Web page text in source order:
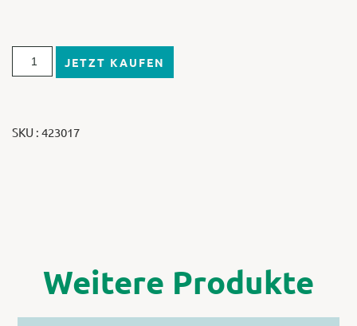
JETZT KAUFEN
SKU : 423017
Weitere Produkte